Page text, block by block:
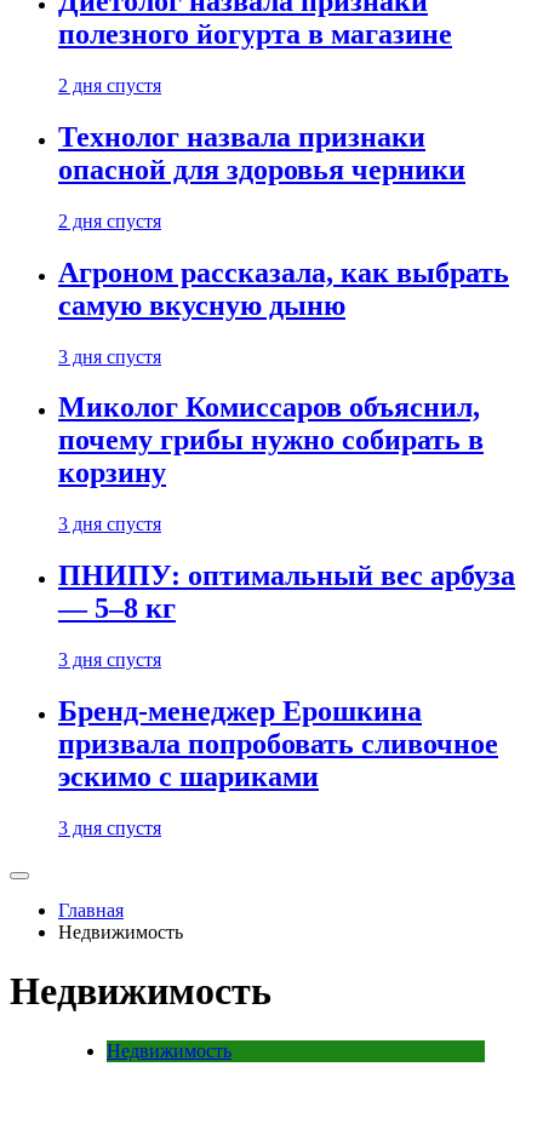
полезного йогурта в магазине
2 дня спустя
Технолог назвала признаки
опасной для здоровья черники
2 дня спустя
Агроном рассказала, как выбрать
самую вкусную дыню
3 дня спустя
Миколог Комиссаров объяснил,
почему грибы нужно собирать в
корзину
3 дня спустя
ПНИПУ: оптимальный вес арбуза
— 5–8 кг
3 дня спустя
Бренд-менеджер Ерошкина
призвала попробовать сливочное
эскимо с шариками
3 дня спустя
Главная
Недвижимость
Недвижимость
Недвижимость